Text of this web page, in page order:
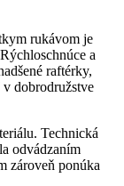
rukávom je
a
raftérky,
dobrodružstve
Technická
odvádzaním
zároveň ponúka